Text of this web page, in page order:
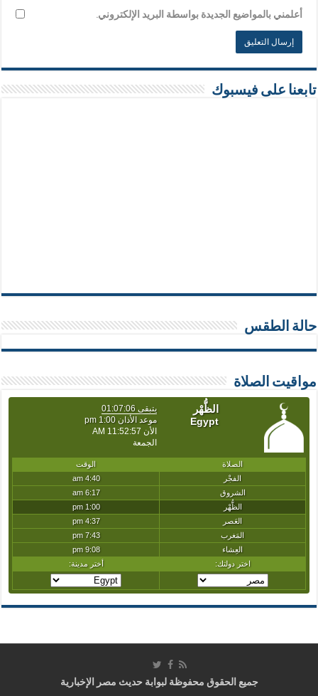
أعلمني بالمواضيع الجديدة بواسطة البريد الإلكتروني.
تابعنا على فيسبوك
حالة الطقس
مواقيت الصلاة
جميع الحقوق محفوظة لبوابة حديث مصر الإخبارية